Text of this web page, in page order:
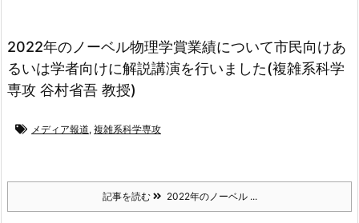
2022年のノーベル物理学賞業績について市民向けあ
るいは学者向けに解説講演を行いました(複雑系科学
専攻 谷村省吾 教授)
メディア報道, 複雑系科学専攻
記事を読む 2022年のノーベル ...